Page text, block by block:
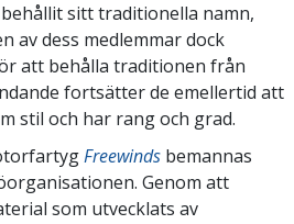
sitt traditionella namn,
av dess medlemmar dock
att behålla traditionen från
fortsätter de emellertid att
stil och har rang och grad.
Freewinds bemannas
Genom att
som utvecklats av